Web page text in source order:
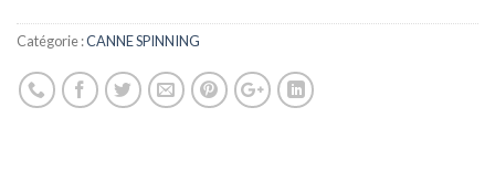
Catégorie :CANNE SPINNING